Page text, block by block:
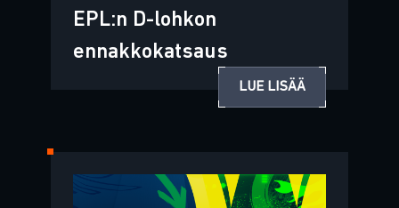
EPL:n D-lohkon
ennakkokatsaus
LUE LISÄÄ